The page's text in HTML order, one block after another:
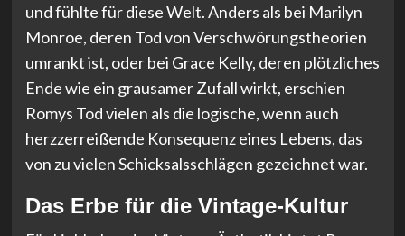
und fühlte für diese Welt. Anders als bei Marilyn
Monroe, deren Tod von Verschwörungstheorien
umrankt ist, oder bei Grace Kelly, deren plötzliches
Ende wie ein grausamer Zufall wirkt, erschien
Romys Tod vielen als die logische, wenn auch
herzzerreißende Konsequenz eines Lebens, das
von zu vielen Schicksalsschlägen gezeichnet war.
Das Erbe für die Vintage-Kultur